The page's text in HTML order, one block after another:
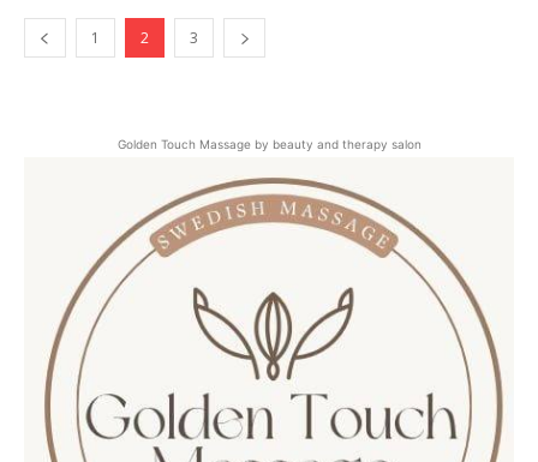
1 2 3
Golden Touch Massage by beauty and therapy salon